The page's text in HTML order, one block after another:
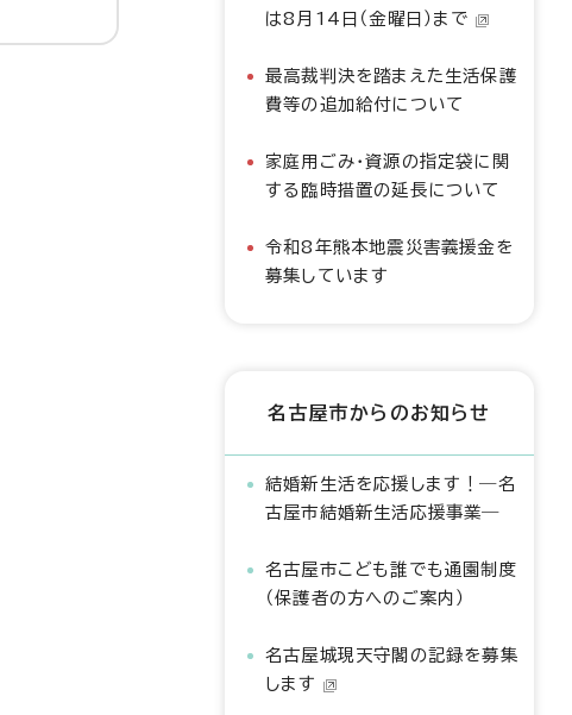
は8月14日（金曜日）まで
最高裁判決を踏まえた生活保護
費等の追加給付について
家庭用ごみ・資源の指定袋に関
する臨時措置の延長について
令和8年熊本地震災害義援金を
募集しています
名古屋市からのお知らせ
結婚新生活を応援します！―名
古屋市結婚新生活応援事業―
名古屋市こども誰でも通園制度
（保護者の方へのご案内）
名古屋城現天守閣の記録を募集
します